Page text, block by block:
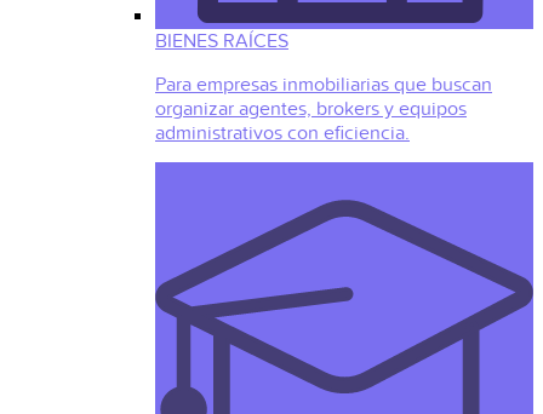
BIENES RAÍCES
Para empresas inmobiliarias que buscan
organizar agentes, brokers y equipos
administrativos con eficiencia.